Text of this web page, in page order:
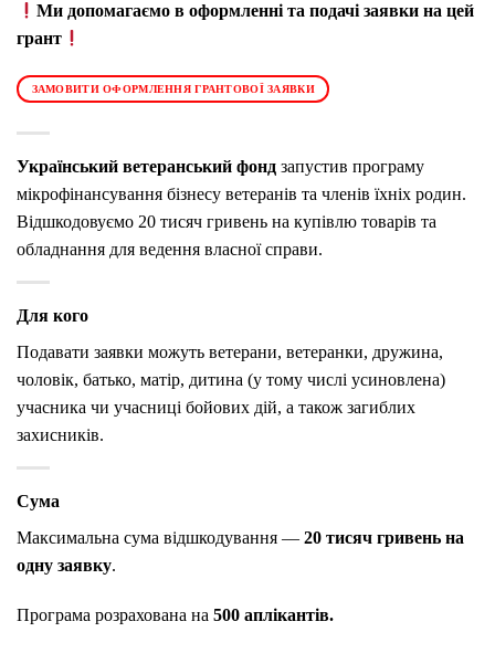
Ми допомагаємо в оформленні та подачі заявки на цей
грант
ЗАМОВИТИ ОФОРМЛЕННЯ ГРАНТОВОЇ ЗАЯВКИ
Український ветеранський фонд запустив програму
мікрофінансування бізнесу ветеранів та членів їхніх родин.
Відшкодовуємо 20 тисяч гривень на купівлю товарів та
обладнання для ведення власної справи.
Для кого
Подавати заявки можуть ветерани, ветеранки, дружина,
чоловік, батько, матір, дитина (у тому числі усиновлена)
учасника чи учасниці бойових дій, а також загиблих
захисників.
Сума
Максимальна сума відшкодування — 20 тисяч гривень на
одну заявку.
Програма розрахована на 500 аплікантів.